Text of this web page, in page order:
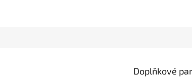
Doplňkové